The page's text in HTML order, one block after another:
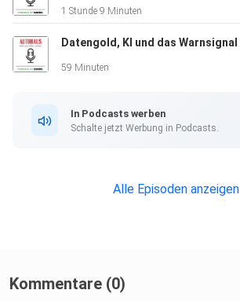
1 Stunde 9 Minuten
59 Minuten
In Podcasts werben
Schalte jetzt Werbung in Podcasts.
Alle Episoden anzeigen
Kommentare (0)